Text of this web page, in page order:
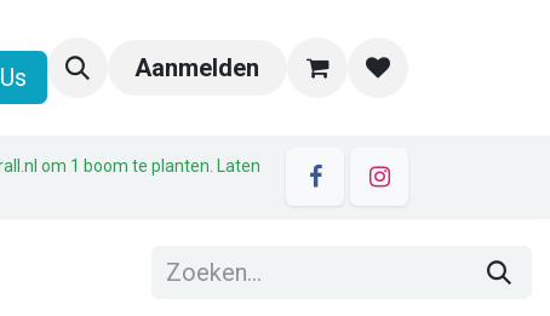
Aanmelden
om 1 boom te planten. Laten